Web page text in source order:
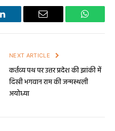
LinkedIn Email
NEXT ARTICLE
कर्तव्य पथ पर उत्तर प्रदेश की झांकी में
दिखी भगवान राम की जन्मस्थली
अयोध्या